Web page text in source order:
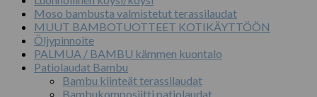
Moso bambusta valmistetut terassilaudat
MUUT BAMBOTUOTTEET KOTIKÄYTTÖÖN
Öljypinnoite
PALMUA / BAMBU kämmen kuontalo
Patiolaudat Bambu
Bambu kiinteät terassilaudat
Bambukomposiitti patiolaudat